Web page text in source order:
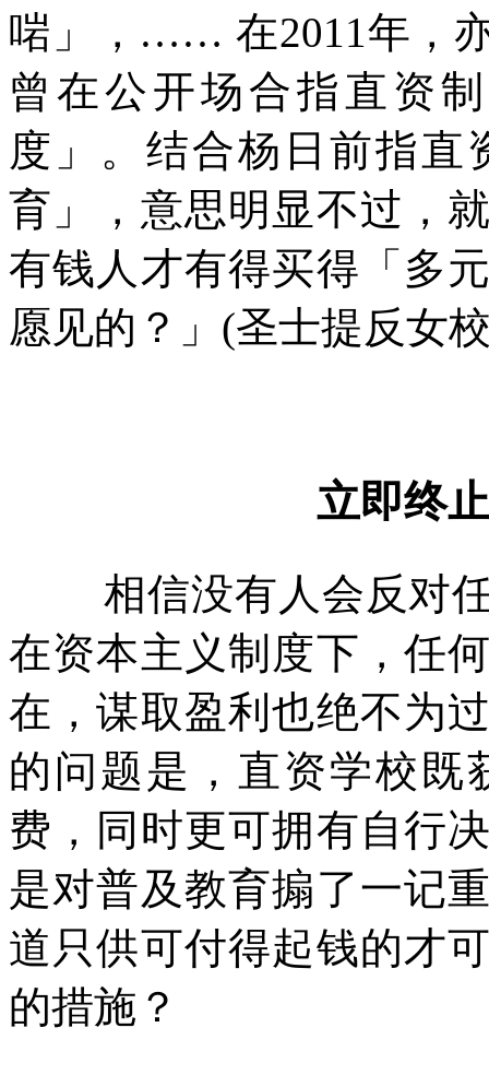
啱」， ……在2011年，
曾在公开场合指直资
度」。结合杨日前指直
育」，意思明显不过，
有钱人才有得买得「多
愿见的？」 (圣士提反女
立即终
相信没有人会反对
在资本主义制度下，任
在，谋取盈利也绝不为
的问题是，直资学校既
费，同时更可拥有自行
是对普及教育搧了一记
道只供可付得起钱的才
的措施？